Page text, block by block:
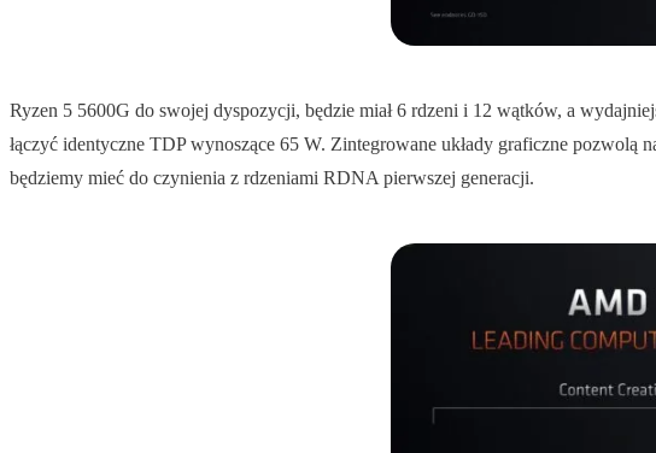
Ryzen 5 5600G do swojej dyspozycji, będzie miał 6 rdzeni i 12 wątków, a
łączyć identyczne TDP wynoszące 65 W. Zintegrowane układy graficzne pozwolą
będziemy mieć do czynienia z rdzeniami RDNA pierwszej generacji.